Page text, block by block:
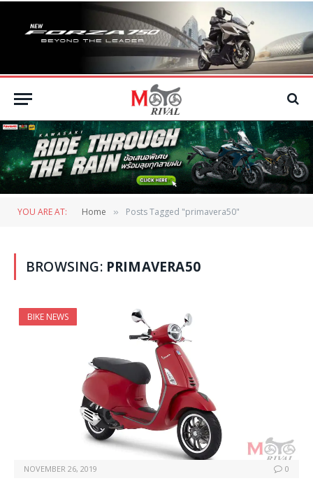
YOU ARE AT: Home » Posts Tagged "primavera50"
BROWSING: PRIMAVERA50
BIKE NEWS
NOVEMBER 26, 2019 0